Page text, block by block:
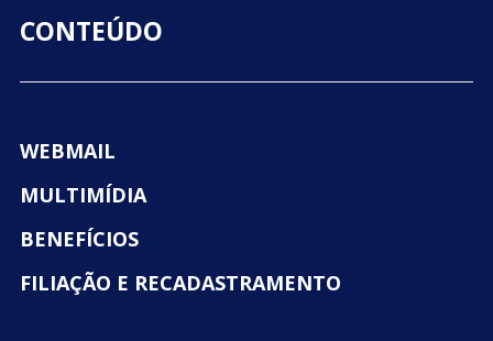
CONTEÚDO
WEBMAIL
MULTIMÍDIA
BENEFÍCIOS
FILIAÇÃO E RECADASTRAMENTO